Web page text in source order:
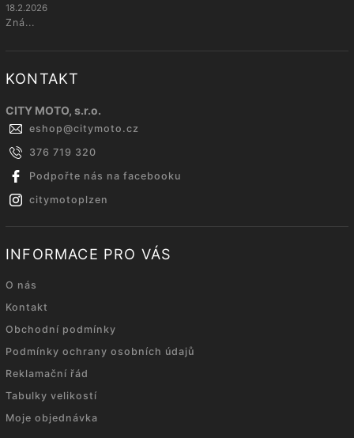
18.2.2026
Zná...
KONTAKT
CITY MOTO, s.r.o.
eshop@citymoto.cz
376 719 320
Podpořte nás na facebooku
citymotoplzen
INFORMACE PRO VÁS
O nás
Kontakt
Obchodní podmínky
Podmínky ochrany osobních údajů
Reklamační řád
Tabulky velikostí
Moje objednávka